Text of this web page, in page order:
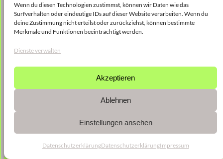
Wenn du diesen Technologien zustimmst, können wir Daten wie das
Surfverhalten oder eindeutige IDs auf dieser Website verarbeiten. Wenn du
deine Zustimmung nicht erteilst oder zurückziehst, können bestimmte
Merkmale und Funktionen beeinträchtigt werden.
Dienste verwalten
Akzeptieren
Ablehnen
Einstellungen ansehen
DatenschutzerklärungDatenschutzerklärungImpressum